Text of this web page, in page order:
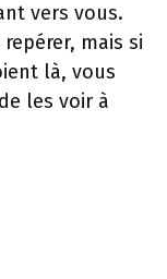
vers vous.
mais si
là, vous
les voir à